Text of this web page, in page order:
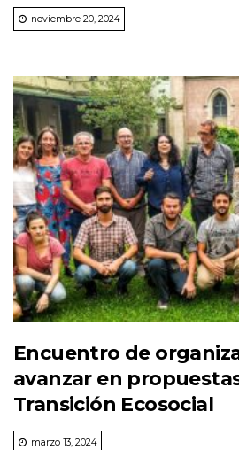
noviembre 20, 2024
Encuentro de
avanzar en
Transición Ecosocial
marzo 13, 2024